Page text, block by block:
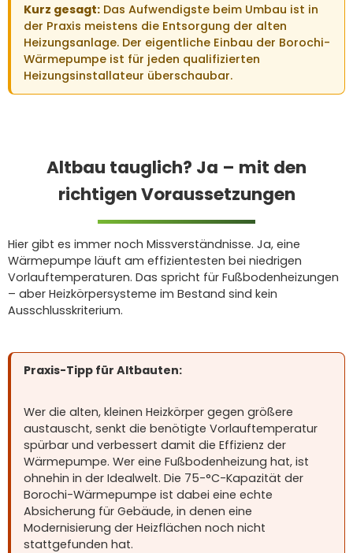
Kurz gesagt: Das Aufwendigste beim Umbau ist in
der Praxis meistens die Entsorgung der alten
Heizungsanlage. Der eigentliche Einbau der Borochi-
Wärmepumpe ist für jeden qualifizierten
Heizungsinstallateur überschaubar.
Altbau tauglich? Ja – mit den
richtigen Voraussetzungen
Hier gibt es immer noch Missverständnisse. Ja, eine
Wärmepumpe läuft am effizientesten bei niedrigen
Vorlauftemperaturen. Das spricht für Fußbodenheizungen
– aber Heizkörpersysteme im Bestand sind kein
Ausschlusskriterium.
Praxis-Tipp für Altbauten:
Wer die alten, kleinen Heizkörper gegen größere
austauscht, senkt die benötigte Vorlauftemperatur
spürbar und verbessert damit die Effizienz der
Wärmepumpe. Wer eine Fußbodenheizung hat, ist
ohnehin in der Idealwelt. Die 75-°C-Kapazität der
Borochi-Wärmepumpe ist dabei eine echte
Absicherung für Gebäude, in denen eine
Modernisierung der Heizflächen noch nicht
stattgefunden hat.